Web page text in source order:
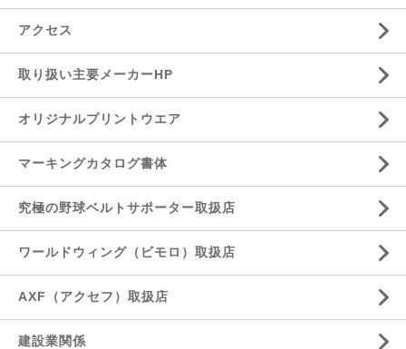
アクセス
取り扱い主要メーカーHP
オリジナルプリントウエア
マーキングカタログ書体
究極の野球ベルトサポーター取扱店
ワールドウィング（ビモロ）取扱店
AXF（アクセフ）取扱店
建設業関係